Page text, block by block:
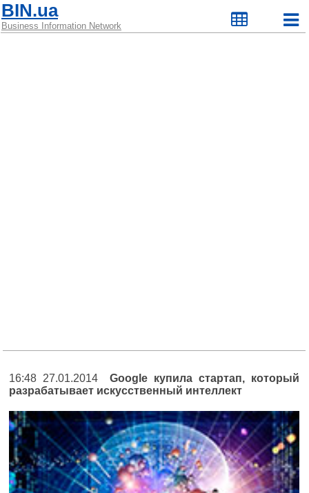
BIN.ua
Business Information Network
16:48 27.01.2014Google купила стартап, который
разрабатывает искусственный интеллект